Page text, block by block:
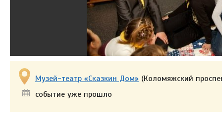
Музей-театр «Сказкин Дом» (Коломяжский
событие уже прошло